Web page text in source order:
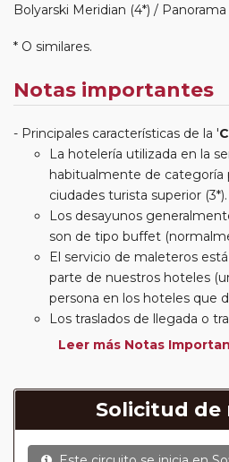
Bolyarski Meridian (4*) / Panorama
* O similares.
Notas importantes
Principales características de la '
La hotelería utilizada en la
habitualmente de categoría
ciudades turista superior (3*).
Los desayunos
son de tipo buffet
El servicio de maleteros
parte de nuestros hoteles
persona en los hoteles que
Los traslados de llegada o
estarán incluidos según
suplemento de media
En muchos itinerarios le
Leer más Notas
Solicitud de